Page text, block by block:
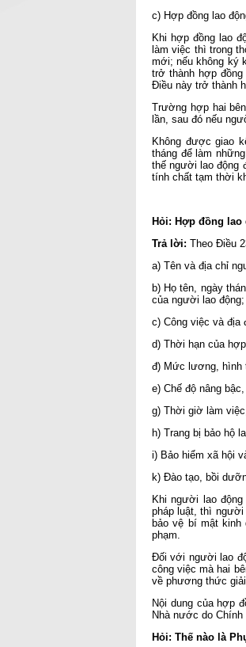
c) Hợp đồng lao
Khi hợp đồng lao
làm việc thì trong
mới; nếu không ký
trở thành hợp
Điều này trở thành
Trường hợp hai
lần, sau đó nếu
Không được giao
tháng để làm
thế người lao động
tính chất tạm thời
Hỏi: Hợp đồng
Trả lời: Theo Điều
a) Tên và địa chỉ
b) Họ tên, ngày
của người lao động;
c) Công việc và địa
d) Thời hạn của
đ) Mức lương, hình
e) Chế độ nâng
g) Thời giờ làm
h) Trang bị bảo hộ
i) Bảo hiểm xã hội
k) Đào tạo, bồi
Khi người lao
pháp luật, thì người
bảo vệ bí mật
phạm.
Đối với người lao
công việc mà hai
về phương thức
Nội dung của hợp
Nhà nước do Chính
Hỏi: Thế nào là